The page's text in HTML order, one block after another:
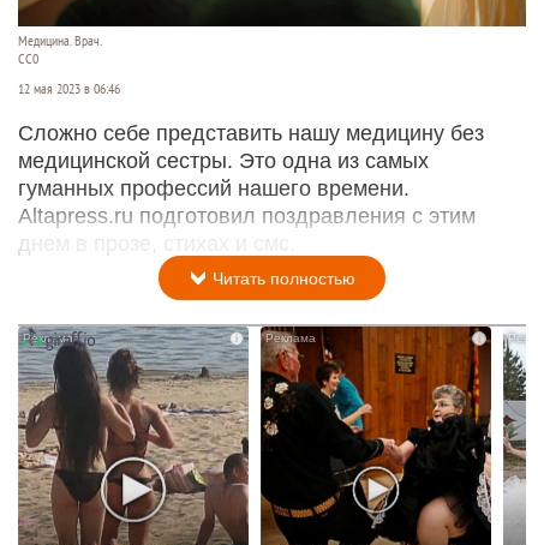
Медицина. Врач.
CC0
12 мая 2023 в 06:46
Сложно себе представить нашу медицину без
медицинской сестры. Это одна из самых
гуманных профессий нашего времени.
Altapress.ru подготовил поздравления с этим
днем в прозе, стихах и смс.
Читать полностью
i